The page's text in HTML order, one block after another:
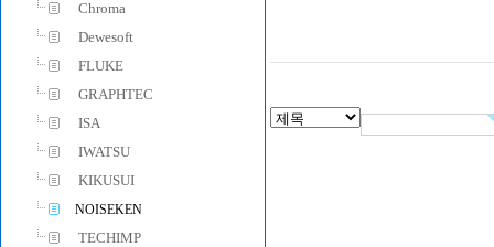
Chroma
Dewesoft
FLUKE
GRAPHTEC
ISA
IWATSU
KIKUSUI
NOISEKEN
TECHIMP